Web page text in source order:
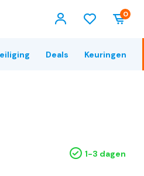
0
Deals Keuringen
1-3 dagen